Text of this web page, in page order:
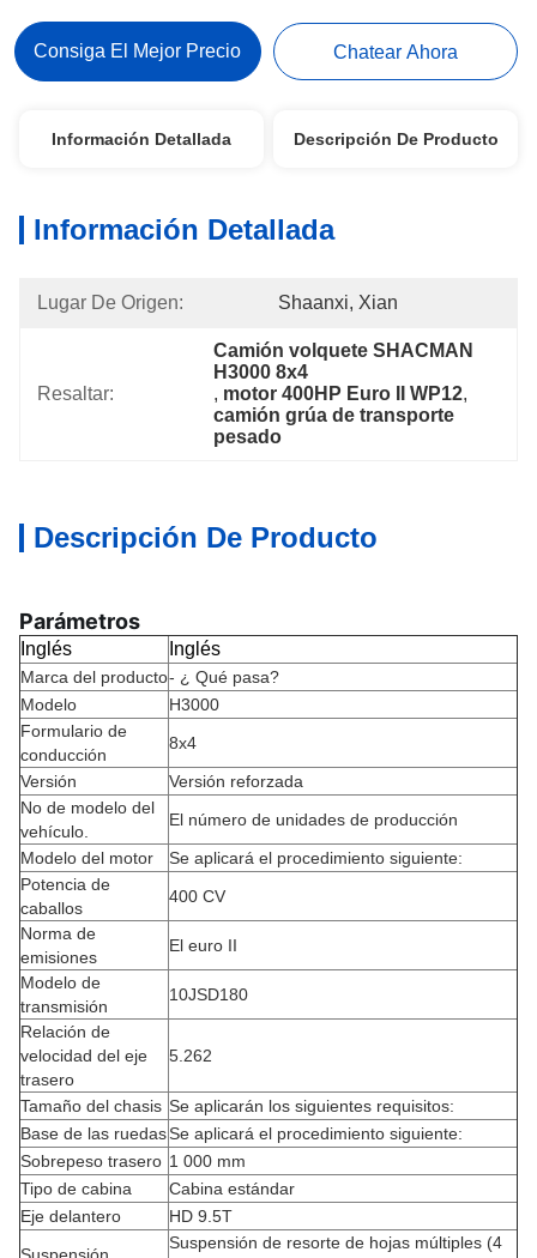
Consiga El Mejor Precio Chatear Ahora
Información Detallada Descripción De Producto
Información Detallada
Lugar De Origen: Shaanxi, Xian
Resaltar:
Camión volquete SHACMAN
H3000 8x4
, motor 400HP Euro II WP12,
camión grúa de transporte
pesado
Descripción De Producto
Parámetros
Inglés Inglés
Marca del producto- ¿ Qué pasa?
Modelo
H3000
Formulario de
conducción
8x4
Versión
Versión reforzada
No de modelo del
vehículo.
El número de unidades de producción
Modelo del motor
Se aplicará el procedimiento siguiente:
Potencia de
caballos
400 CV
Norma de
emisiones
El euro II
Modelo de
transmisión
10JSD180
Relación de
velocidad del eje
trasero
5.262
Tamaño del chasis Se aplicarán los siguientes requisitos:
Base de las ruedasSe aplicará el procedimiento siguiente:
Sobrepeso trasero 1 000 mm
Tipo de cabina
Cabina estándar
Eje delantero
HD 9.5T
Suspensión de resorte de hojas múltiples (4